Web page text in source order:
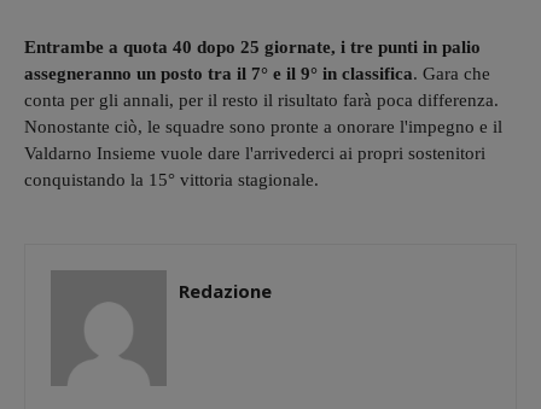
Entrambe a quota 40 dopo 25 giornate, i tre punti in palio
assegneranno un posto tra il 7° e il 9° in classifica. Gara che
conta per gli annali, per il resto il risultato farà poca differenza.
Nonostante ciò, le squadre sono pronte a onorare l'impegno e il
Valdarno Insieme vuole dare l'arrivederci ai propri sostenitori
conquistando la 15° vittoria stagionale.
Redazione